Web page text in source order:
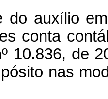
do auxílio
conta
10.836, de
nas